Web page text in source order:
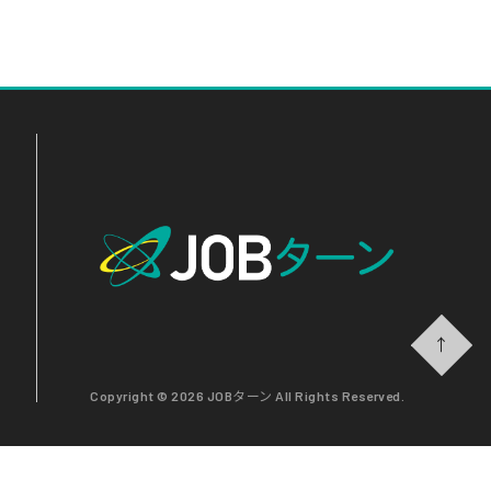
Copyright © 2026 JOBターン All Rights Reserved.
↑